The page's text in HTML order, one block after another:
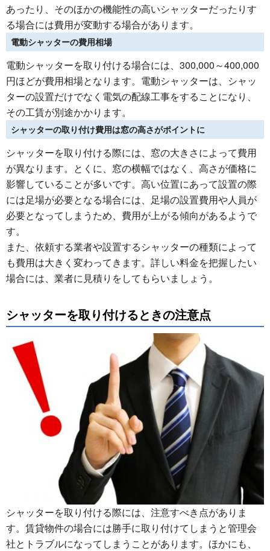
あったり、そのほかの機能性の高いシャッターだったりす
る場合には費用が変動する場合があります。
電動シャッターの費用相場
電動シャッターを取り付ける場合には、300,000～400,000
円ほどが費用相場となります。電動シャッターは、シャッ
ターの設置だけでなく電気の配線工事をすることになり、
その工賃が別途かかります。
シャッターの取り付け費用は窓の高さがポイントに
シャッターを取り付ける際には、窓の大きさによって費用
が異なります。とくに、窓の横幅ではなく、高さが価格に
影響していることが多いです。高い位置にあって設置の際
には足場が必要となる場合には、足場の設置費用や人員が
必要となってしまうため、費用が上がる傾向があるようで
す。
また、依頼する業者や設置するシャッターの種類によって
も費用は大きく変わってきます。詳しい料金を把握したい
場合には、業者に見積りをしてもらいましょう。
シャッターを取り付けるときの注意点
シャッターを取り付ける際には、注意すべき点がありま
す。賃貸物件の場合には勝手に取り付けてしまうと管理会
社とトラブルになってしまうことがあります。ほかにも、